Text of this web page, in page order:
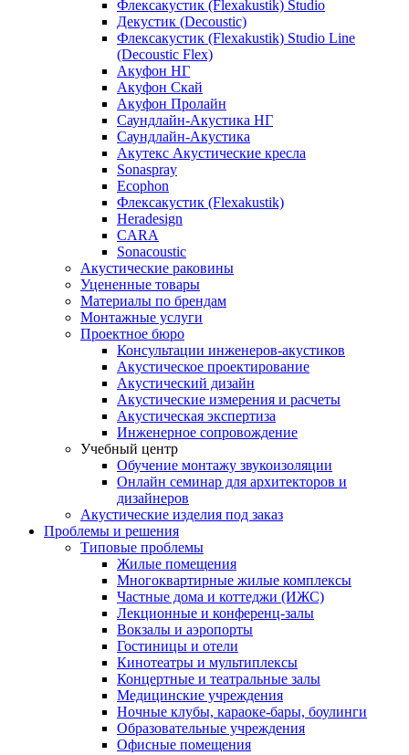
Флексакустик (Flexakustik) Studio
Декустик (Decoustic)
Флексакустик (Flexakustik) Studio Line
(Decoustic Flex)
Акуфон НГ
Акуфон Скай
Акуфон Пролайн
Саундлайн-Акустика НГ
Саундлайн-Акустика
Акутекс Акустические кресла
Sonaspray
Ecophon
Флексакустик (Flexakustik)
Heradesign
CARA
Sonacoustic
Акустические раковины
Уцененные товары
Материалы по брендам
Монтажные услуги
Проектное бюро
Консультации инженеров-акустиков
Акустическое проектирование
Акустический дизайн
Акустические измерения и расчеты
Акустическая экспертиза
Инженерное сопровождение
Учебный центр
Обучение монтажу звукоизоляции
Онлайн семинар для архитекторов и
дизайнеров
Акустические изделия под заказ
Проблемы и решения
Типовые проблемы
Жилые помещения
Многоквартирные жилые комплексы
Частные дома и коттеджи (ИЖС)
Лекционные и конференц-залы
Вокзалы и аэропорты
Гостиницы и отели
Кинотеатры и мультиплексы
Концертные и театральные залы
Медицинские учреждения
Ночные клубы, караоке-бары, боулинги
Образовательные учреждения
Офисные помещения